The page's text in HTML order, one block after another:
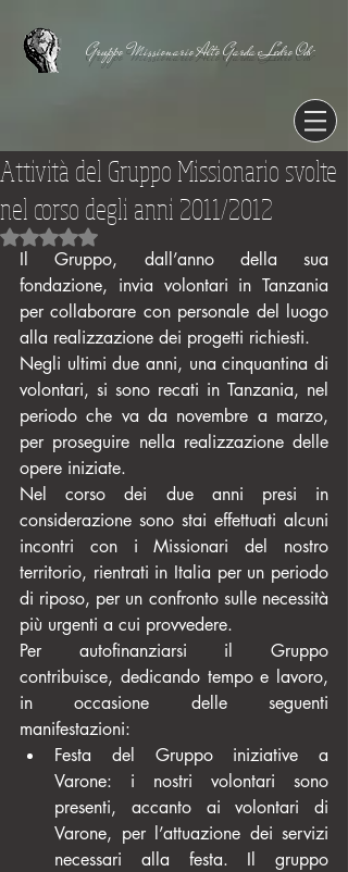
Gruppo Missionario Alto Garda e Ledro Odv
Attività del Gruppo Missionario svolte
nel corso degli anni 2011/2012
Valutazione NaN stelle su 5.
Il Gruppo, dall’anno della sua
fondazione, invia volontari in Tanzania
per collaborare con personale del luogo
alla realizzazione dei progetti richiesti.
Negli ultimi due anni, una cinquantina di
volontari, si sono recati in Tanzania, nel
periodo che va da novembre a marzo,
per proseguire nella realizzazione delle
opere iniziate.
Nel corso dei due anni presi in
considerazione sono stai effettuati alcuni
incontri con i Missionari del nostro
territorio, rientrati in Italia per un periodo
di riposo, per un confronto sulle necessità
più urgenti a cui provvedere.
Per autofinanziarsi il Gruppo
contribuisce, dedicando tempo e lavoro,
in occasione delle seguenti
manifestazioni:
Festa del Gruppo iniziative a
Varone: i nostri volontari sono
presenti, accanto ai volontari di
Varone, per l’attuazione dei servizi
necessari alla festa. Il gruppo